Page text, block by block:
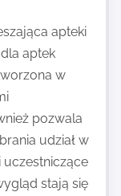
apteki
aptek
w
pozwala
udział w
uczestniczące
stają się